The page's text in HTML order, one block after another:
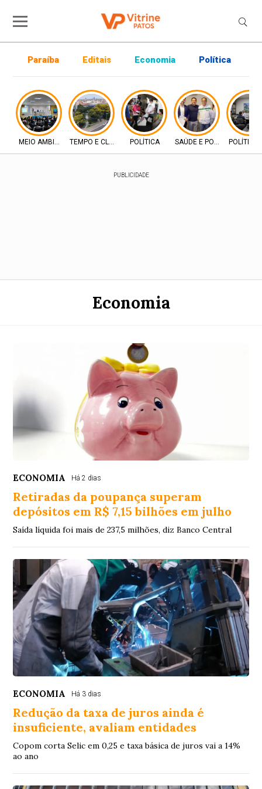
Paraíba Editais Economia Política
MEIO AMBIENTETEMPO E CLIMA POLÍTICA SAÚDE E POLÍTICAPOLÍTICA
PUBLICIDADE
Economia
ECONOMIA Há 2 dias
Retiradas da poupança superam
depósitos em R$ 7,15 bilhões em julho
Saída líquida foi mais de 237,5 milhões, diz Banco Central
ECONOMIA Há 3 dias
Redução da taxa de juros ainda é
insuficiente, avaliam entidades
Copom corta Selic em 0,25 e taxa básica de juros vai a 14%
ao ano